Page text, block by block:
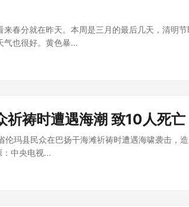
春分就在昨天。本周是三月的最后几天，清明
气也很好。黄色暴...
祈祷时遭遇海潮 致10人死亡
玛县民众在巴扬干海滩祈祷时遭遇海啸袭击，造
：中央电视...